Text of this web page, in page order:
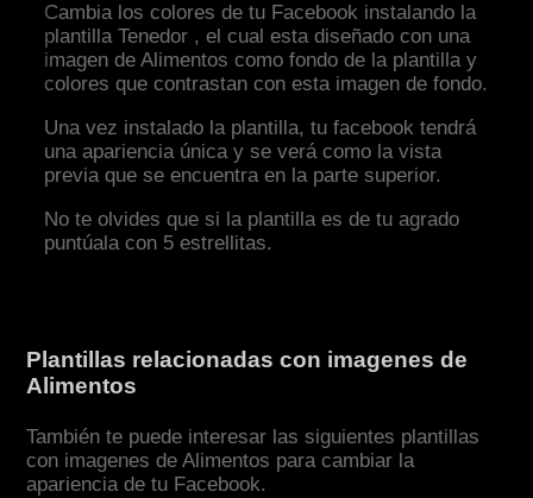
Cambia los colores de tu Facebook instalando la
plantilla Tenedor , el cual esta diseñado con una
imagen de Alimentos como fondo de la plantilla y
colores que contrastan con esta imagen de fondo.
Una vez instalado la plantilla, tu facebook tendrá
una apariencia única y se verá como la vista
previa que se encuentra en la parte superior.
No te olvides que si la plantilla es de tu agrado
puntúala con 5 estrellitas.
Plantillas relacionadas con imagenes de
Alimentos
También te puede interesar las siguientes plantillas
con imagenes de Alimentos para cambiar la
apariencia de tu Facebook.